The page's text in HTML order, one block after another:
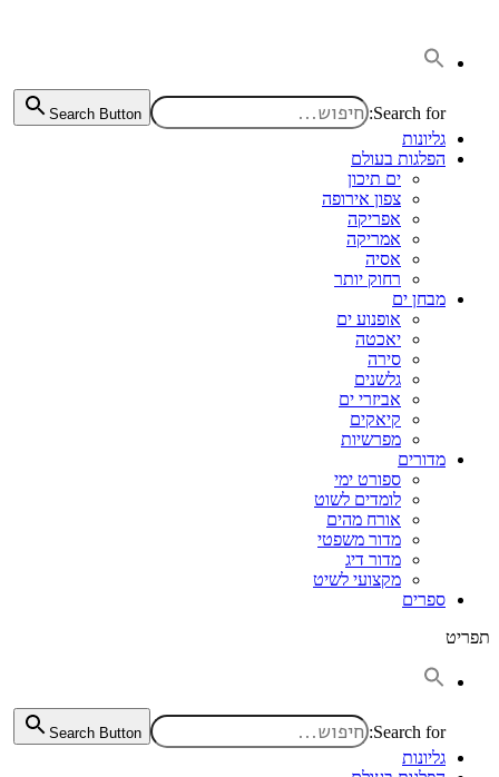
Search for:
Search Button
גליונות
הפלגות בעולם
ים תיכון
צפון אירופה
אפריקה
אמריקה
אסיה
רחוק יותר
מבחן ים
אופנוע ים
יאכטה
סירה
גלשנים
אביזרי ים
קיאקים
מפרשיות
מדורים
ספורט ימי
לומדים לשוט
אורח מהים
מדור משפטי
מדור דיג
מקצועי לשיט
ספרים
תפריט
Search for:
Search Button
גליונות